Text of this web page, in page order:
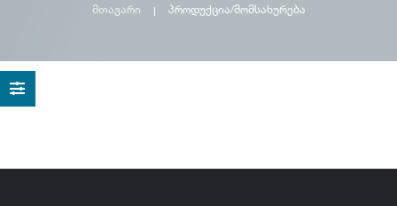
მთავარი პროდუქცია/მომსახურება